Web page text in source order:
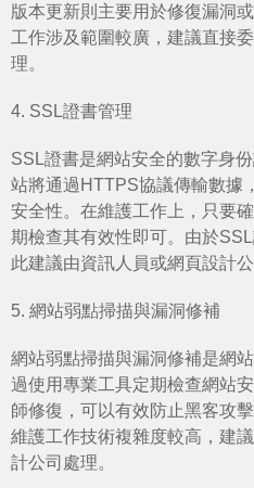
版本更新則主要用於修復漏洞
工作涉及範圍較廣，建議直接
理。
4. SSL證書管理
SSL證書是網站安全的數字身
站將通過HTTPS協議傳輸數據
安全性。在維護工作上，只要
期檢查其有效性即可。由於
此建議由資訊人員或網頁設計公
5. 網站弱點掃描與漏洞修補
網站弱點掃描與漏洞修補是網
過使用專業工具定期檢查網站
師修復，可以有效防止黑客攻
維護工作技術複雜度較高，建
計公司處理。